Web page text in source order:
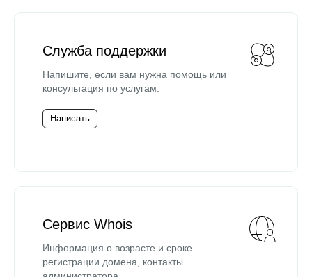
Служба поддержки
Напишите, если вам нужна помощь или
консультация по услугам.
Написать
Сервис Whois
Информация о возрасте и сроке
регистрации домена, контакты